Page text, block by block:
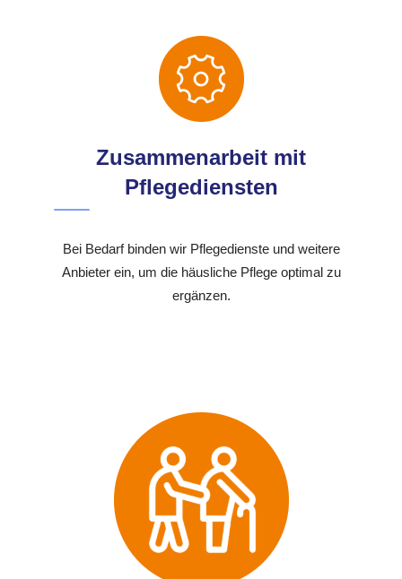
Zusammenarbeit mit
Pflegediensten
Bei Bedarf binden wir Pflegedienste und weitere
Anbieter ein, um die häusliche Pflege optimal zu
ergänzen.